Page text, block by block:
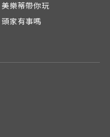
美樂蒂帶你玩
頭家有事嗎